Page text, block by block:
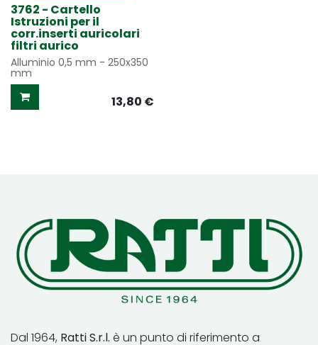
3762 - Cartello
Istruzioni per il
corr.inserti auricolari
filtri aurico
Alluminio 0,5 mm - 250x350
mm
13,80 €
Dal 1964, Ratti S.r.l. è un punto di riferimento a